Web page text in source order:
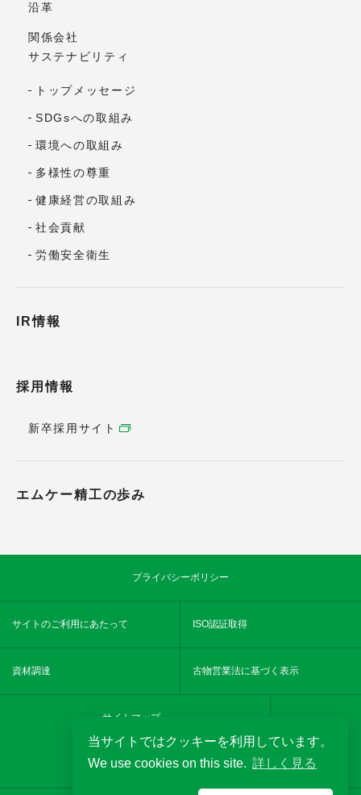
当サイトではクッキーを利用しています。
We use cookies on this site. 詳しく見る
沿革
関係会社
サステナビリティ
トップメッセージ
SDGsへの取組み
環境への取組み
多様性の尊重
健康経営の取組み
社会貢献
労働安全衛生
IR情報
採用情報
新卒採用サイト
エムケー精工の歩み
プライバシーポリシー
サイトのご利用にあたって ISO認証取得
資材調達 古物営業法に基づく表示
サイトマップ
YouTube
MKseikochannel